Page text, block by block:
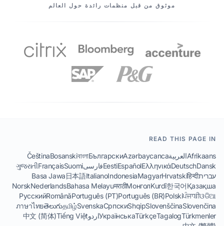
موثوق من قبل منظمات رائدة حول العالم
READ THIS PAGE IN
AfrikaansالعربيةAzərbaycanca
Български
বাংলা
Bosanski
Čeština
Dansk
Deutsch
Ελληνικά
Español
EestiفارسیSuomi
Français
ગુજરાતી
עבריתहिन्दी
Hrvatski
Magyar
Indonesia
Italiano
日本語
Basa Jawa
Қазақша
한국어
Kurdî
Монгол
मराठी
Bahasa Melayu
Nederlands
Norsk
ଓଡିଆ
ਪੰਜਾਬੀ
Polski
Português (BR)
Português (PT)
Română
Русский
Slovenčina
Slovenščina
Shqip
Српски
Svenska
தமிழ்
తెలుగు
ภาษาไทย
Türkmenler
Tagalog
Türkçe
УкраїнськаاردوTiếng Việt
中文 (简体)